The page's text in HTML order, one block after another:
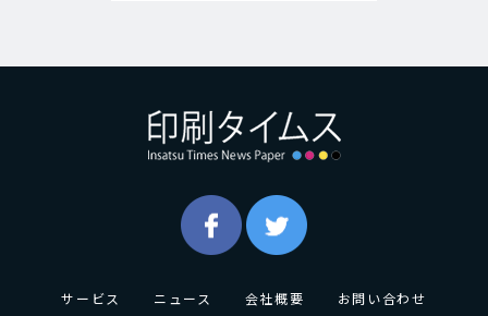
サービス ニュース 会社概要 お問い合わせ